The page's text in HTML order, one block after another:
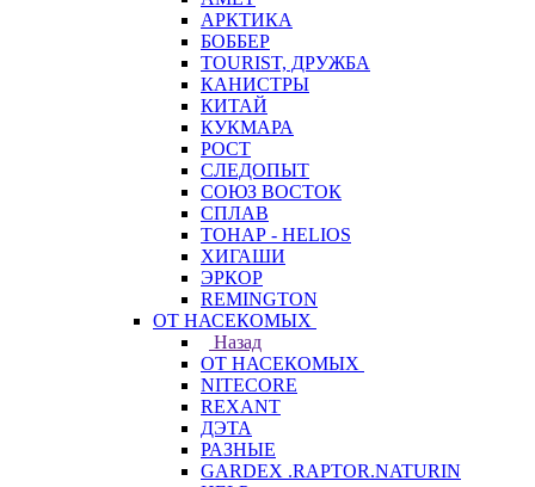
АРКТИКА
БОББЕР
TOURIST, ДРУЖБА
КАНИСТРЫ
КИТАЙ
КУКМАРА
РОСТ
СЛЕДОПЫТ
СОЮЗ ВОСТОК
СПЛАВ
ТОНАР - HELIOS
ХИГАШИ
ЭРКОР
REMINGTON
ОТ НАСЕКОМЫХ
Назад
ОТ НАСЕКОМЫХ
NITECORE
REXANT
ДЭТА
РАЗНЫЕ
GARDEX .RAPTOR.NATURIN